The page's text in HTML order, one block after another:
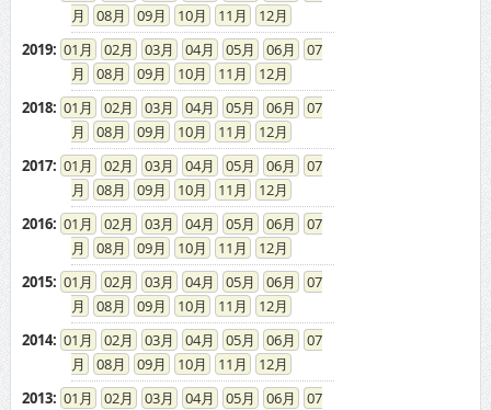
01 02 03 04 05 06
08
09 10 11
12
01 02 03 04 05 06
08
09 10 11
12
01 02 03 04 05 06
08
09 10 11
12
01 02 03 04 05 06
08
09 10 11
12
01 02 03 04 05 06
08
09 10 11
12
01 02 03 04 05 06
08
09 10 11
12
01 02 03 04 05 06
08
09 10 11
12